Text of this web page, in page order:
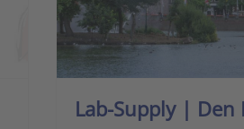
Lab-Supply | Den